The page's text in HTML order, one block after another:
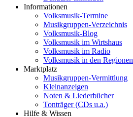
Informationen
Volksmusik-Termine
Musikgruppen-Verzeichnis
Volksmusik-Blog
Volksmusik im Wirtshaus
Volksmusik im Radio
Volksmusik in den Regionen
Marktplatz
Musikgruppen-Vermittlung
Kleinanzeigen
Noten & Liederbücher
Tonträger (CDs u.a.)
Hilfe & Wissen